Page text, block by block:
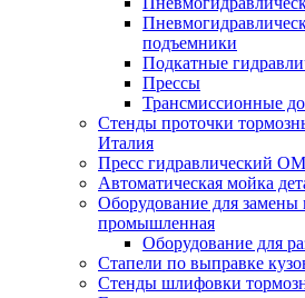
подъемники
Подкатные
Прессы
Трансмиссионные
Стенды проточки
Италия
Пресс гидравлический
Автоматическая мойка
Оборудование для замены
промышленная
Оборудование для
Стапели по выправке
Стенды шлифовки